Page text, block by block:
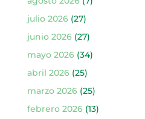
julio 2026(27)
junio 2026(27)
mayo 2026(34)
abril 2026(25)
marzo 2026(25)
febrero 2026(13)